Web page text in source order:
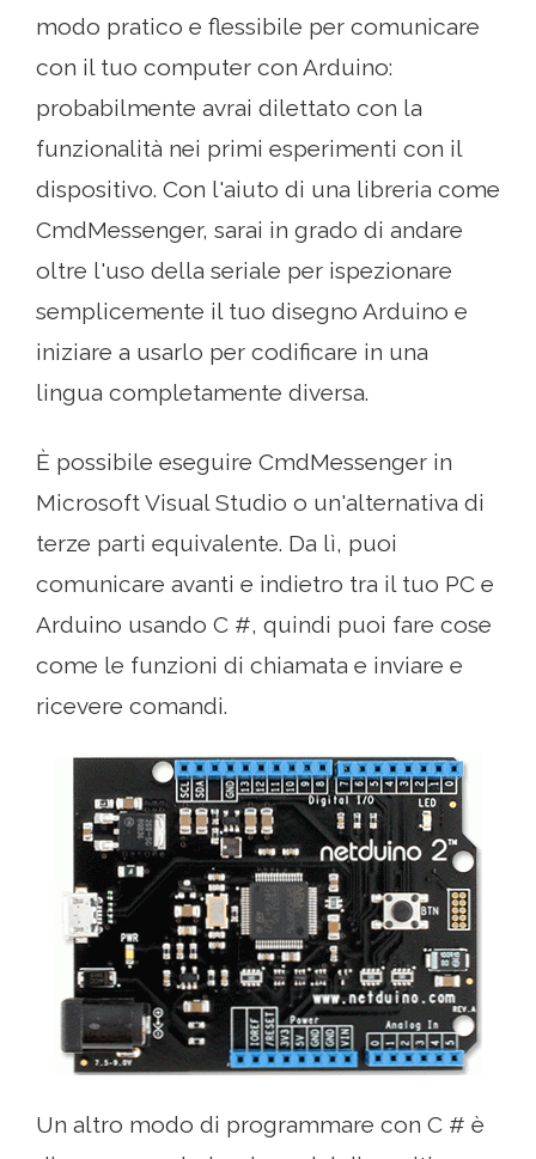
modo pratico e flessibile per comunicare
con il tuo computer con Arduino:
probabilmente avrai dilettato con la
funzionalità nei primi esperimenti con il
dispositivo. Con l'aiuto di una libreria come
CmdMessenger, sarai in grado di andare
oltre l'uso della seriale per ispezionare
semplicemente il tuo disegno Arduino e
iniziare a usarlo per codificare in una
lingua completamente diversa.
È possibile eseguire CmdMessenger in
Microsoft Visual Studio o un'alternativa di
terze parti equivalente. Da lì, puoi
comunicare avanti e indietro tra il tuo PC e
Arduino usando C #, quindi puoi fare cose
come le funzioni di chiamata e inviare e
ricevere comandi.
Un altro modo di programmare con C # è